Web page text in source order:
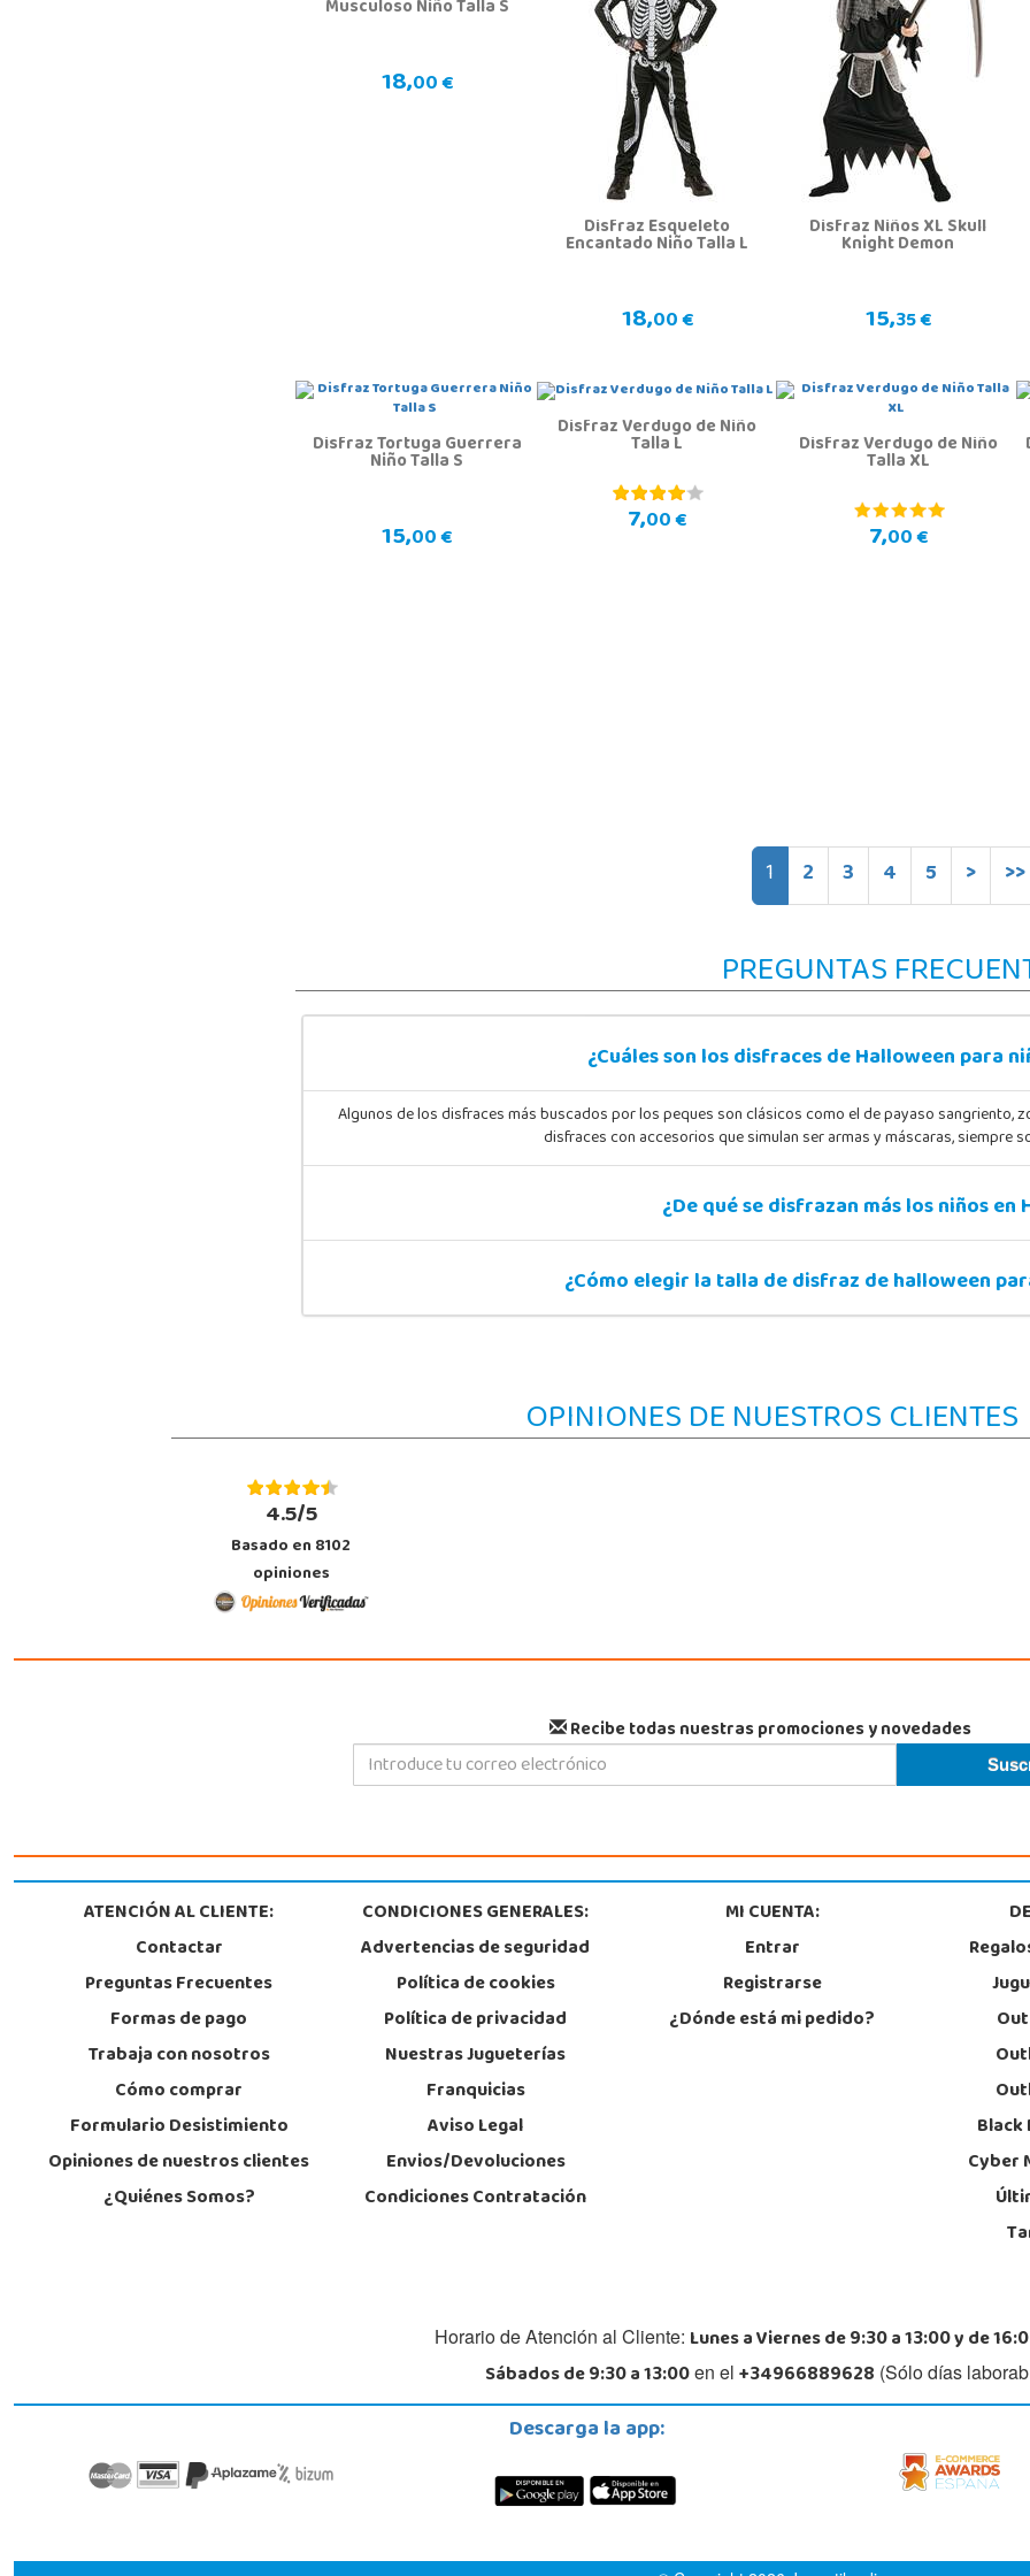
Musculoso Niño Talla S
18,00 €
Disfraz Esqueleto
Encantado Niño Talla L
18,00 €
Disfraz Niños XL Skull
Knight Demon
15,35 €
Disfraz Tortuga Guerrera
Niño Talla S
15,00 €
Disfraz Verdugo de Niño
Talla L
7,00 €
Disfraz Verdugo de Niño
Talla XL
7,00 €
1 2 3 4 5 > >>
PREGUNTAS
¿Cuáles son los disfraces de Halloween para
Algunos de los disfraces más buscados por los peques son clásicos como el de payaso sangriento,
disfraces con accesorios que simulan ser armas y máscaras, siempre
¿De qué se disfrazan más los niños en
¿Cómo elegir la talla de disfraz de halloween
OPINIONES DE NUESTROS CLIENTES
4.5/5
Basado en 8102
opiniones
Recibe todas nuestras promociones y novedades
ATENCIÓN AL CLIENTE:
Contactar
Preguntas Frecuentes
Formas de pago
Trabaja con nosotros
Cómo comprar
Formulario Desistimiento
Opiniones de nuestros clientes
¿Quiénes Somos?
CONDICIONES GENERALES:
Advertencias de seguridad
Política de cookies
Política de privacidad
Nuestras Jugueterías
Franquicias
Aviso Legal
Envios/Devoluciones
Condiciones Contratación
MI CUENTA:
Entrar
Registrarse
¿Dónde está mi pedido?
Cyber
Horario de Atención al Cliente: Lunes a Viernes de 9:30 a 13:00 y de
Sábados de 9:30 a 13:00en el+34966889628 (Sólo días
Descarga la app: